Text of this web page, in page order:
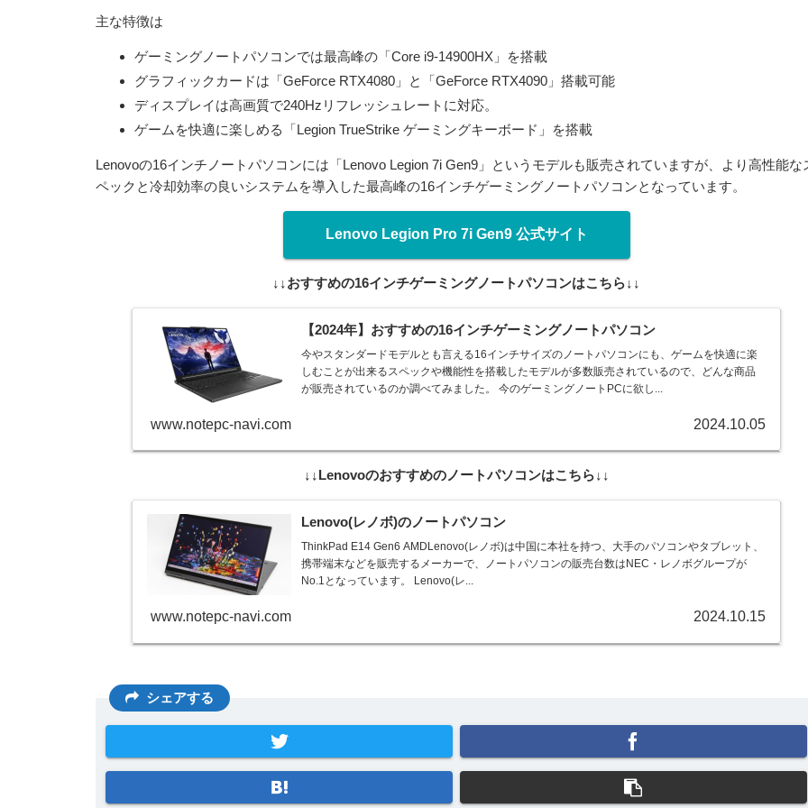
主な特徴は
ゲーミングノートパソコンでは最高峰の「Core i9-14900HX」を搭載
グラフィックカードは「GeForce RTX4080」と「GeForce RTX4090」搭載可能
ディスプレイは高画質で240Hzリフレッシュレートに対応。
ゲームを快適に楽しめる「Legion TrueStrike ゲーミングキーボード」を搭載
Lenovoの16インチノートパソコンには「Lenovo Legion 7i Gen9」というモデルも販売されていますが、より高性能な
ペックと冷却効率の良いシステムを導入した最高峰の16インチゲーミングノートパソコンとなっています。
Lenovo Legion Pro 7i Gen9 公式サイト
↓↓おすすめの16インチゲーミングノートパソコンはこちら↓↓
【2024年】おすすめの16インチゲーミングノートパソコン
今やスタンダードモデルとも言える16インチサイズのノートパソコンにも、ゲームを快適に楽
しむことが出来るスペックや機能性を搭載したモデルが多数販売されているので、どんな商品
が販売されているのか調べてみました。 今のゲーミングノートPCに欲し...
www.notepc-navi.com 2024.10.05
↓↓Lenovoのおすすめのノートパソコンはこちら↓↓
Lenovo(レノボ)のノートパソコン
ThinkPad E14 Gen6 AMDLenovo(レノボ)は中国に本社を持つ、大手のパソコンやタブレット、
携帯端末などを販売するメーカーで、ノートパソコンの販売台数はNEC・レノボグループが
No.1となっています。 Lenovo(レ...
www.notepc-navi.com 2024.10.15
シェアする